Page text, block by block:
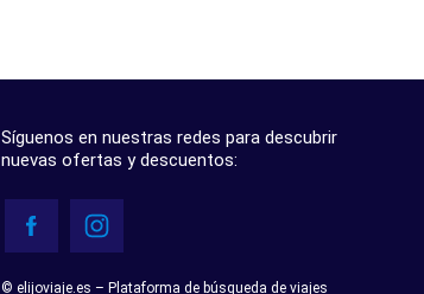
Síguenos en nuestras redes para descubrir
nuevas ofertas y descuentos:
© elijoviaje.es – Plataforma de búsqueda de viajes